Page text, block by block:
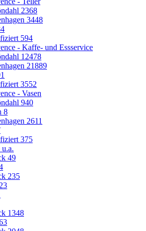
2368
3448
594
- Kaffe- und Essservice
12478
21889
3552
- Vasen
940
8
2611
375
49
235
23
1348